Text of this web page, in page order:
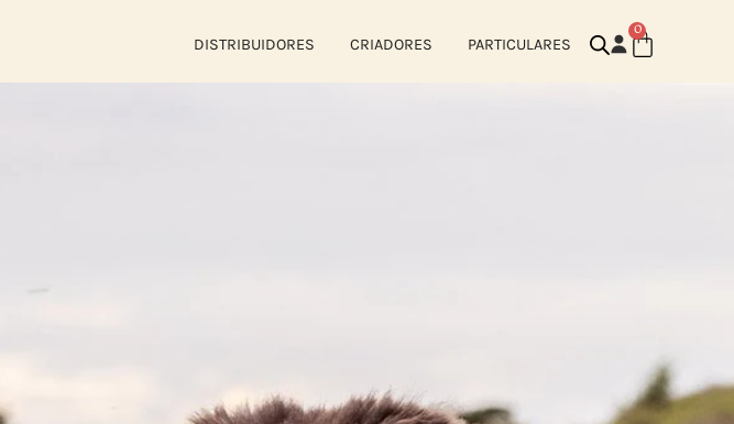
DISTRIBUIDORES CRIADORES PARTICULARES
0